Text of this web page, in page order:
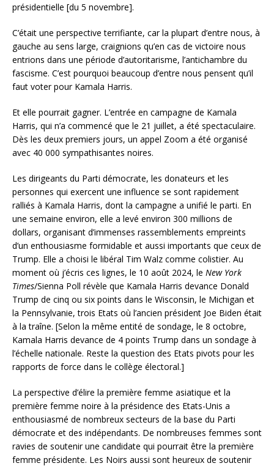
présidentielle [du 5 novembre].
C’était une perspective terrifiante, car la plupart d’entre nous, à
gauche au sens large, craignions qu’en cas de victoire nous
entrions dans une période d’autoritarisme, l’antichambre du
fascisme. C’est pourquoi beaucoup d’entre nous pensent qu’il
faut voter pour Kamala Harris.
Et elle pourrait gagner. L’entrée en campagne de Kamala
Harris, qui n’a commencé que le 21 juillet, a été spectaculaire.
Dès les deux premiers jours, un appel Zoom a été organisé
avec 40 000 sympathisantes noires.
Les dirigeants du Parti démocrate, les donateurs et les
personnes qui exercent une influence se sont rapidement
ralliés à Kamala Harris, dont la campagne a unifié le parti. En
une semaine environ, elle a levé environ 300 millions de
dollars, organisant d’immenses rassemblements empreints
d’un enthousiasme formidable et aussi importants que ceux de
Trump. Elle a choisi le libéral Tim Walz comme colistier. Au
moment où j’écris ces lignes, le 10 août 2024, le New York
Times/Sienna Poll révèle que Kamala Harris devance Donald
Trump de cinq ou six points dans le Wisconsin, le Michigan et
la Pennsylvanie, trois Etats où l’ancien président Joe Biden était
à la traîne. [Selon la même entité de sondage, le 8 octobre,
Kamala Harris devance de 4 points Trump dans un sondage à
l’échelle nationale. Reste la question des Etats pivots pour les
rapports de force dans le collège électoral.]
La perspective d’élire la première femme asiatique et la
première femme noire à la présidence des Etats-Unis a
enthousiasmé de nombreux secteurs de la base du Parti
démocrate et des indépendants. De nombreuses femmes sont
ravies de soutenir une candidate qui pourrait être la première
femme présidente. Les Noirs aussi sont heureux de soutenir